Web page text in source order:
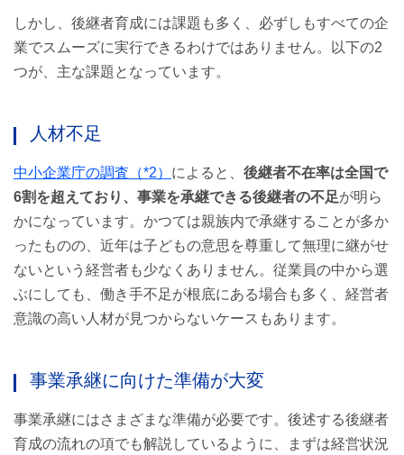
しかし、後継者育成には課題も多く、必ずしもすべての企
業でスムーズに実行できるわけではありません。以下の2
つが、主な課題となっています。
人材不足
中小企業庁の調査（*2） によると、 後継者不在率は全国で
6割を超えており、事業を承継できる後継者の不足が明ら
かになっています。かつては親族内で承継することが多か
ったものの、近年は子どもの意思を尊重して無理に継がせ
ないという経営者も少なくありません。従業員の中から選
ぶにしても、働き手不足が根底にある場合も多く、経営者
意識の高い人材が見つからないケースもあります。
事業承継に向けた準備が大変
事業承継にはさまざまな準備が必要です。後述する後継者
育成の流れの項でも解説しているように、まずは経営状況